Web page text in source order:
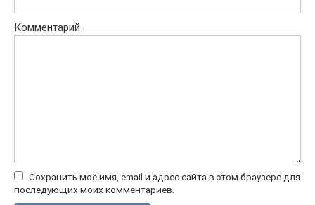
Комментарий
Сохранить моё имя, email и адрес сайта в этом браузере для
последующих моих комментариев.